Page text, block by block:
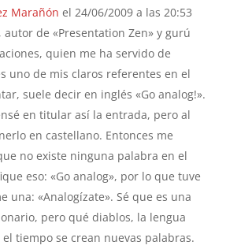
Marañón el 24/06/2009 a las 20:53
autor de «Presentation Zen» y gurú
quien me ha servido de
uno de mis claros referentes en el
suele decir en inglés «Go analog!».
en titular así la entrada, pero al
en castellano. Entonces me
no existe ninguna palabra en el
eso: «Go analog», por lo que tuve
una: «Analogízate». Sé que es una
pero qué diablos, la lengua
el tiempo se crean nuevas palabras.